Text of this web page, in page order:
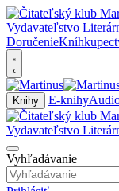
Doručenie
Knihy E-knihy
Vyhľadávanie